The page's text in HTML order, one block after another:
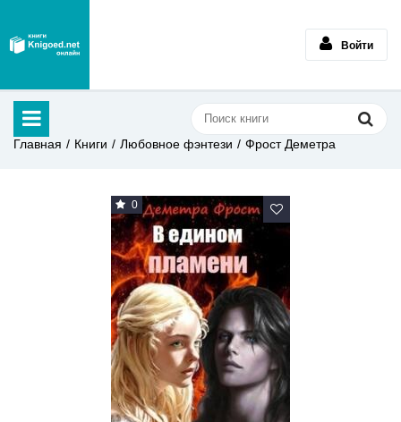
Войти
Главная Книги Любовное фэнтези Фрост Деметра
0